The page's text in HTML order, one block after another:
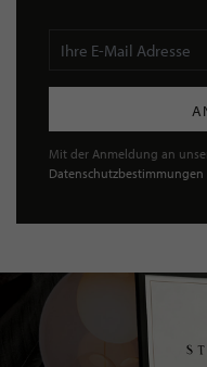
Mit der Anmeldung an
Datenschutzbestimmungen